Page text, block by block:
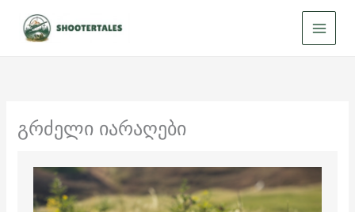
content
გრძელი იარაღები